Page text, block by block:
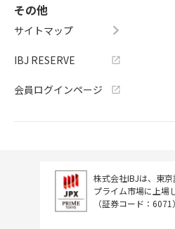
その他
サイトマップ
IBJ RESERVE
会員ログインページ
株式会社IBJは、東
プライム市場に上場
（証券コード：6071）